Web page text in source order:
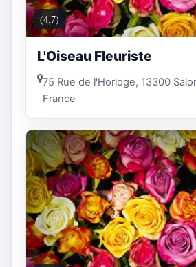
(4.7)
L'Oiseau Fleuriste
75 Rue de l'Horloge, 13300
France